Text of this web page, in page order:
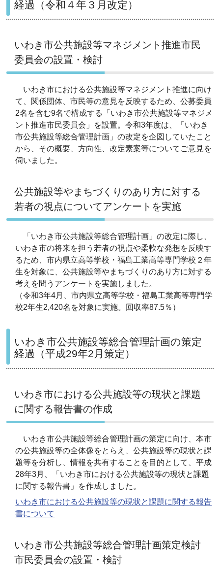
経過（令和４年３月改定）
いわき市公共施設等マネジメント推進市民
委員会の設置・検討
いわき市における公共施設等マネジメント推進に向け
て、関係団体、市民等の意見を反映するため、公募委員
2名を含む9名で構成する「いわき市公共施設等マネジメ
ント推進市民委員会」を設置。令和3年度は、「いわき
市公共施設等総合管理計画」の改定を企図していたこと
から、その概要、方向性、改定素案等についてご意見を
伺いました。
公共施設等やまちづくりのあり方に対する
若者の視点についてアンケートを実施
「いわき市公共施設等総合管理計画」の改定に際し、
いわき市の将来を担う若者の視点や柔軟な発想を反映す
るため、市内県立高等学校・福島工業高等専門学校２年
生を対象に、公共施設等やまちづくりのあり方に対する
考えを問うアンケートを実施しました。
（令和3年4月、市内県立高等学校・福島工業高等専門学
校2年生2,420名を対象に実施。回収率87.5％）
いわき市公共施設等総合管理計画の策定
経過（平成29年2月策定）
いわき市における公共施設等の現状と課題
に関する報告書の作成
いわき市公共施設等総合管理計画の策定に向け、本市
の公共施設等の全体像をとらえ、公共施設等の現状と課
題等を分析し、情報を共有することを目的として、平成
28年3月、「いわき市における公共施設等の現状と課題
に関する報告書」を作成しました。
いわき市における公共施設等の現状と課題に関する報告
書について
いわき市公共施設等総合管理計画策定検討
市民委員会の設置・検討